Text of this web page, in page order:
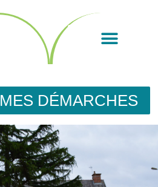
MES DÉMARCHES